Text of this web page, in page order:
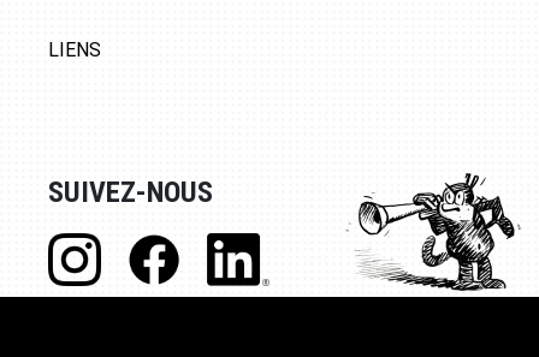
LIENS
SUIVEZ-NOUS